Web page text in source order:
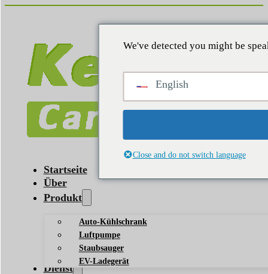
Startseite
Über
Produkt
Auto-Kühlschrank
Luftpumpe
Staubsauger
EV-Ladegerät
Dienst
We've detected you might be
English
Close and do not switch language